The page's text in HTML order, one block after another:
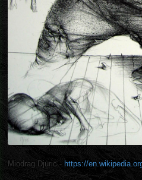
Miodrag Djuric - https://